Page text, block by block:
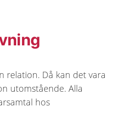
relation. Då kan det vara
utomstående. Alla
hos